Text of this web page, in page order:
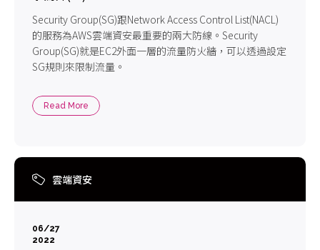
Security Group(SG)跟Network Access Control List(NACL)
的服務為AWS雲端資安最重要的兩大防線。Security
Group(SG)就是EC2外面一層的流量防火牆，可以透過設定
SG規則來限制流量。
Read More
雲端資安
06/27
2022